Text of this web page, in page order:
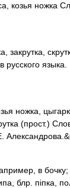
козья ножка
закрутка,
ножка,
(прост.)
в бочку;
блр. пiпка,